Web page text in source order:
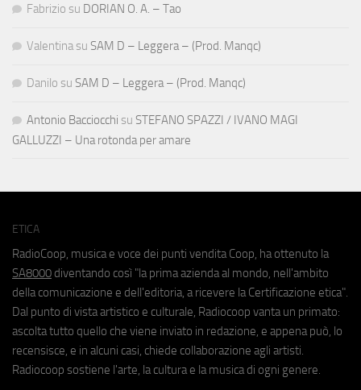
Fabrizio su DORIAN O. A. – Tao
Valentina su SAM D – Leggera – (Prod. Manqc)
Danilo su SAM D – Leggera – (Prod. Manqc)
Antonio Bacciocchi su STEFANO SPAZZI / IVANO MAGI
GALLUZZI – Una rotonda per amare
ETICA
RadioCoop, musica e voce dei punti vendita Coop, ha ottenuto la
SA8000 diventando così "la prima azienda al mondo, nell'ambito
della comunicazione e dell'editoria, a ricevere la Certificazione etica".
Dal punto di vista artistico e culturale, Radiocoop vanta un primato:
ascolta tutto quello che viene inviato in redazione, e appena può, lo
recensisce, e in alcuni casi, chiede collaborazione agli artisti.
Radiocoop sostiene l'arte, la cultura e la musica di ogni genere.